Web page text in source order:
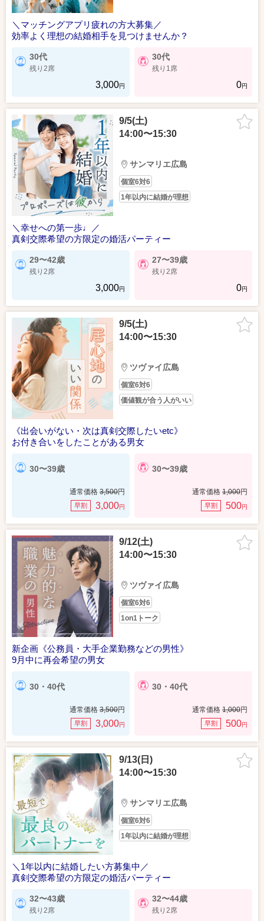
＼マッチングアプリ疲れの方大募集／
効率よく理想の結婚相手を見つけませんか？
30代
残り2席
3,000円
30代
残り1席
0円
9/5(土)
14:00〜15:30
サンマリエ広島
個室6対6
1年以内に結婚が理想
＼幸せへの第一歩♩／
真剣交際希望の方限定の婚活パーティー
29〜42歳
残り2席
3,000円
27〜39歳
残り2席
0円
9/5(土)
14:00〜15:30
ツヴァイ広島
個室6対6
価値観が合う人がいい
《出会いがない・次は真剣交際したいetc》
お付き合いをしたことがある男女
30〜39歳
通常価格 3,500円
早割 3,000円
30〜39歳
通常価格 1,000円
早割 500円
9/12(土)
14:00〜15:30
ツヴァイ広島
個室6対6
1on1トーク
新企画《公務員・大手企業勤務などの男性》
9月中に再会希望の男女
30・40代
通常価格 3,500円
早割 3,000円
30・40代
通常価格 1,000円
早割 500円
9/13(日)
14:00〜15:30
サンマリエ広島
個室6対6
1年以内に結婚が理想
＼1年以内に結婚したい方募集中／
真剣交際希望の方限定の婚活パーティー
32〜43歳
残り2席
32〜44歳
残り2席